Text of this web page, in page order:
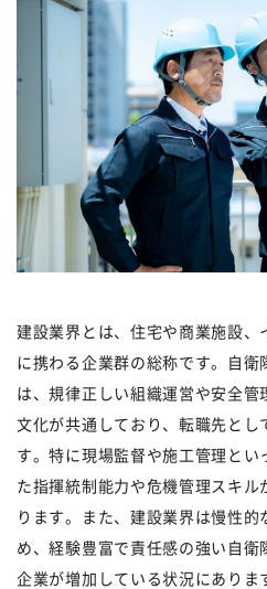
建設業界とは、住宅や商業施設
に携わる企業群の総称です。自衛
は、規律正しい組織運営や安全管
文化が共通しており、転職先とし
す。特に現場監督や施工管理とい
た指揮統制能力や危機管理スキル
ります。また、建設業界は慢性的
め、経験豊富で責任感の強い自衛
企業が増加している状況にありま